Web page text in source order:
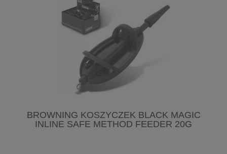
BROWNING KOSZYCZEK BLACK MAGIC
INLINE SAFE METHOD FEEDER 20G